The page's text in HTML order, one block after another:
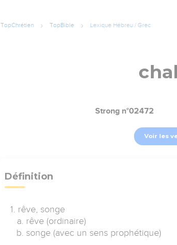
TopChrétien TopBible Lexique Hébreu / Grec
Strong n°02472
Voir les
Définition
rêve, songe
rêve (ordinaire)
songe (avec un sens prophétique)